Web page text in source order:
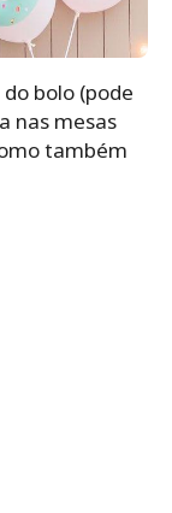
bolo (pode
nas mesas
também